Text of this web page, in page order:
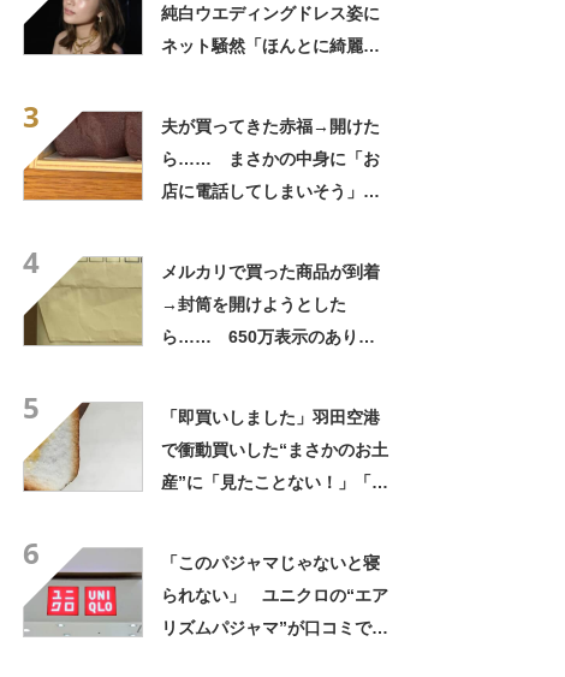
純白ウエディングドレス姿に
ネット騒然「ほんとに綺麗」
3
夫が買ってきた赤福→開けた
ら…… まさかの中身に「お
店に電話してしまいそう」
4
メルカリで買った商品が到着
→封筒を開けようとした
ら…… 650万表示のありえ
5
「即買いしました」羽田空港
で衝動買いした“まさかのお土
産”に「見たことない！」「み
6
「このパジャマじゃないと寝
られない」 ユニクロの“エア
リズムパジャマ”が口コミで好